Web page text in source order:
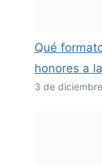
Qué
honores a
3 de